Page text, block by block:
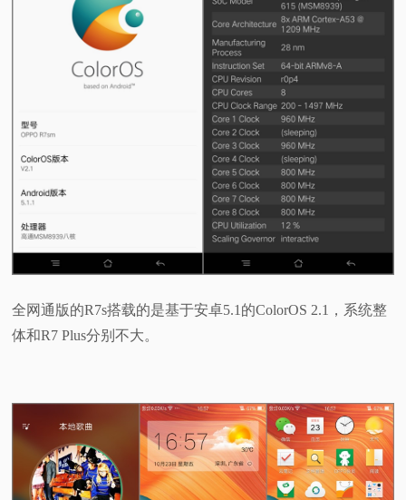
全网通版的R7s搭载的是基于安卓5.1的ColorOS 2.1，系统整
体和R7 Plus分别不大。